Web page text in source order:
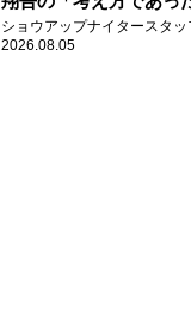
を勉強して」
ショウアップナイタースタッ
2026.08.05